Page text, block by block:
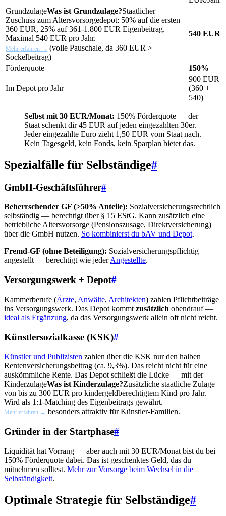
GrundzulageWas ist Grundzulage?Staatlicher
Zuschuss zum Altersvorsorgedepot: 50% auf die ersten
360 EUR, 25% auf 361-1.800 EUR Eigenbeitrag.
Maximal 540 EUR pro Jahr.
Mehr erfahren → (volle Pauschale, da 360 EUR >
Sockelbeitrag)
540 EUR
Förderquote 150%
Im Depot pro Jahr
900 EUR
(360 +
540)
Selbst mit 30 EUR/Monat: 150% Förderquote — der
Staat schenkt dir 45 EUR auf jeden eingezahlten 30er.
Jeder eingezahlte Euro zieht 1,50 EUR vom Staat nach.
Kein Tagesgeld, kein Fonds, kein Sparplan bietet das.
Spezialfälle für Selbständige#
GmbH-Geschäftsführer#
Beherrschender GF (>50% Anteile): Sozialversicherungsrechtlich
selbständig — berechtigt über § 15 EStG. Kann zusätzlich eine
betriebliche Altersvorsorge (Pensionszusage, Direktversicherung)
über die GmbH nutzen. So kombinierst du bAV und Depot.
Fremd-GF (ohne Beteiligung): Sozialversicherungspflichtig
angestellt — berechtigt wie jederAngestellte.
Versorgungswerk + Depot#
Kammerberufe (Ärzte, Anwälte, Architekten) zahlen Pflichtbeiträge
ins Versorgungswerk. Das Depot kommt zusätzlich obendrauf —
ideal als Ergänzung, da das Versorgungswerk allein oft nicht reicht.
Künstlersozialkasse (KSK)#
Künstler und Publizisten zahlen über die KSK nur den halben
Rentenversicherungsbeitrag (ca. 9,3%). Das reicht nicht für eine
auskömmliche Rente. Das Depot schließt die Lücke — mit der
KinderzulageWas ist Kinderzulage?Zusätzliche staatliche Zulage
von bis zu 300 EUR pro kindergeldberechtigtem Kind pro Jahr.
Wird als 1:1-Matching des Eigenbeitrags gewährt.
Mehr erfahren → besonders attraktiv für Künstler-Familien.
Gründer in der Startphase#
Liquidität hat Vorrang — aber auch mit 30 EUR/Monat bist du bei
150% Förderquote dabei. Das ist geschenktes Geld, das du
mitnehmen solltest. Mehr zur Vorsorge beim Wechsel in die
Selbständigkeit.
Optimale Strategie für Selbständige#